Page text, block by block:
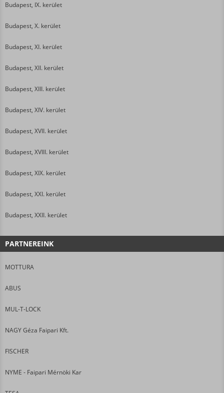
Budapest, IX. kerület
Budapest, X. kerület
Budapest, XI. kerület
Budapest, XII. kerület
Budapest, XIII. kerület
Budapest, XIV. kerület
Budapest, XVII. kerület
Budapest, XVIII. kerület
Budapest, XIX. kerület
Budapest, XXI. kerület
Budapest, XXII. kerület
PARTNEREINK
MOTTURA
ABUS
MUL-T-LOCK
NAGY Géza Faipari Kft.
FISCHER
NYME - Faipari Mérnöki Kar